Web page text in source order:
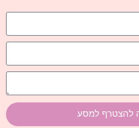
להצטרף למסע